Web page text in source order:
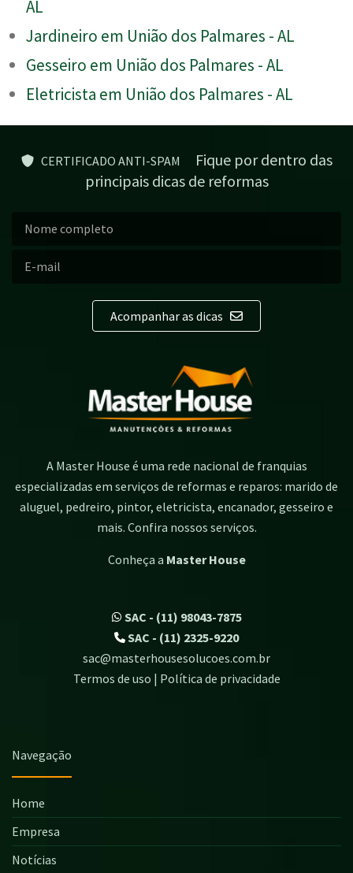
AL
Jardineiro em União dos Palmares - AL
Gesseiro em União dos Palmares - AL
Eletricista em União dos Palmares - AL
CERTIFICADO ANTI-SPAM
Fique por dentro das
principais dicas de reformas
Acompanhar as dicas
A Master House é uma rede nacional de franquias
especializadas em serviços de reformas e reparos: marido de
aluguel, pedreiro, pintor, eletricista, encanador, gesseiro e
mais. Confira nossos serviços.
Conheça a Master House
SAC - (11) 98043-7875
SAC - (11) 2325-9220
sac@masterhousesolucoes.com.br
Termos de uso | Política de privacidade
Navegação
Home
Empresa
Notícias